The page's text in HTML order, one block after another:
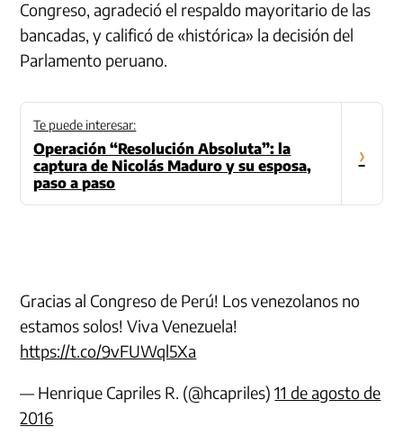
Congreso, agradeció el respaldo mayoritario de las
bancadas, y calificó de «histórica» la decisión del
Parlamento peruano.
Te puede interesar:
Operación “Resolución Absoluta”: la
captura de Nicolás Maduro y su esposa,
paso a paso
›
Gracias al Congreso de Perú! Los venezolanos no
estamos solos! Viva Venezuela!
https://t.co/9vFUWql5Xa
— Henrique Capriles R. (@hcapriles)11 de agosto de
2016